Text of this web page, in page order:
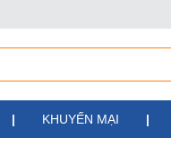
| KHUYẾN MẠI |